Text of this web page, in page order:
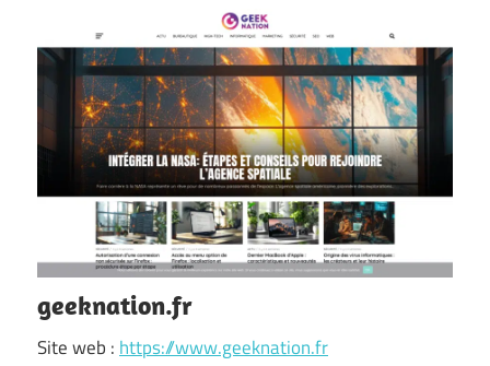
geeknation.fr
Site web : https://www.geeknation.fr